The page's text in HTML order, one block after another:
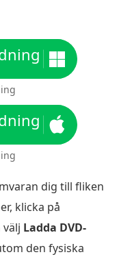
dig till fliken
klicka på
Ladda DVD-
den fysiska